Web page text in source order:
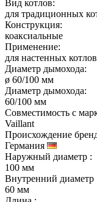
Вид котлов:
для традиционных
Конструкция:
коаксиальные
Применение:
для настенных котлов
Диаметр дымохода:
ø 60/100 мм
Диаметр дымохода:
60/100 мм
Совместимость с
Vaillant
Происхождение
Германия
Наружный диаметр :
100 мм
Внутренний диаметр
60 мм